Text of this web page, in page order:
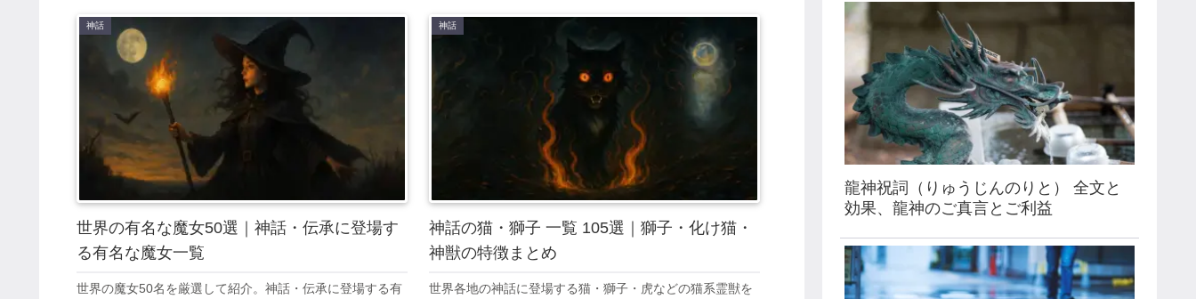
神話
世界の有名な魔女50選｜神話・伝承に登場す
る有名な魔女一覧
世界の魔女50名を厳選して紹介。神話・伝承に登場する有
神話
神話の猫・獅子 一覧 105選｜獅子・化け猫・
神獣の特徴まとめ
世界各地の神話に登場する猫・獅子・虎などの猫系霊獣を
龍神祝詞（りゅうじんのりと） 全文と
効果、龍神のご真言とご利益